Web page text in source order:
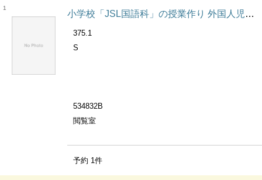
1
小学校「JSL国語科」の授業作り 外国人児童の「教科と日本語」シリーズ
375.1
S
534832B
閲覧室
予約 1件